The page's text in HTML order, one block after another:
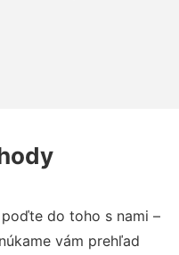
poďte do toho s nami –
vám prehľad